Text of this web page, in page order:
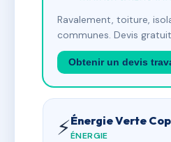
Ravalement, toiture,
communes. Devis
Obtenir un devis
⚡Énergie Verte
ÉNERGIE